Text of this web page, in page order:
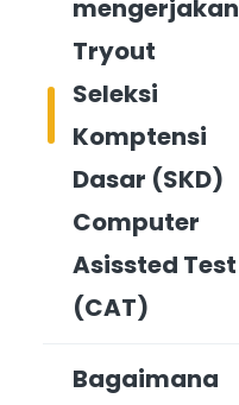
mengerjakan
Tryout
Seleksi
Komptensi
Dasar (SKD)
Computer
Asissted Test
(CAT)
Bagaimana